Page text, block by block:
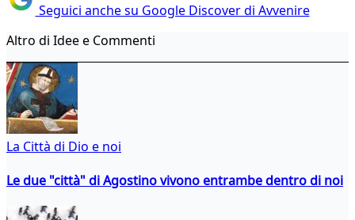
Seguici anche su Google Discover di Avvenire
Altro di Idee e Commenti
La Città di Dio e noi
Le due "città" di Agostino vivono entrambe dentro di noi